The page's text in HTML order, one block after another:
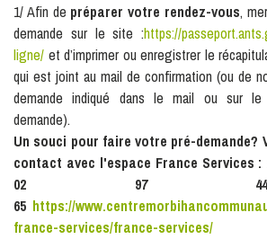
1/ Afin de préparer votre rendez-vous,
demande sur le site :https://
ligne/ et d’imprimer ou enregistrer le
qui est joint au mail de confirmation (ou de
demande indiqué dans le mail ou sur
demande).
Un souci pour faire votre pré-demande?
contact avec l'espace France Services :
02 97
65 https://
france-services/france-services/